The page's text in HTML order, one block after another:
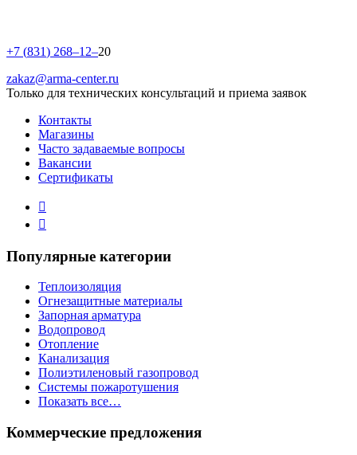
+7 (831) 268–1 2–20
zakaz@arma-center.ru
Только для технических консультаций и приема заявок
Контакты
Магазины
Часто задаваемые вопросы
Вакансии
Сертификаты
Популярные категории
Теплоизоляция
Огнезащитные материалы
Запорная арматура
Водопровод
Отопление
Канализация
Полиэтиленовый газопровод
Системы пожаротушения
Показать все…
Коммерческие предложения